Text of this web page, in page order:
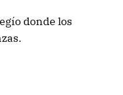
donde los